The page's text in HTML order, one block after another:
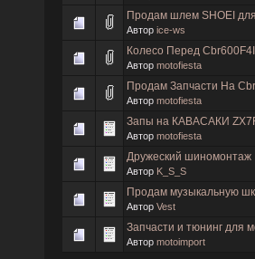
Продам шлем SHOEI
Автор ice-ws
Колесо Перед Cbr600F4I
Автор motofiesta
Продам Запчасти На
Автор motofiesta
Запы на КАВАСАКИ
Автор motofiesta
Дружеский шиномонтаж
Автор K_S_S
Продам музыкальную
Автор Vest
Запчасти и тюнинг для
Автор motoimport